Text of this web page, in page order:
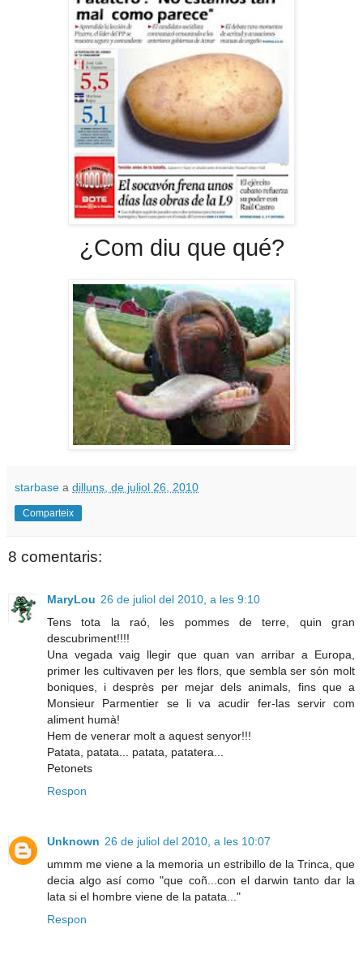
¿Com diu que qué?
starbase a dilluns, de juliol 26, 2010
Comparteix
8 comentaris:
MaryLou 26 de juliol del 2010, a les 9:10
Tens tota la raó, les pommes de terre, quin gran
descubriment!!!!
Una vegada vaig llegir que quan van arribar a Europa,
primer les cultivaven per les flors, que sembla ser són molt
boniques, i desprès per mejar dels animals, fins que a
Monsieur Parmentier se li va acudir fer-las servir com
aliment humà!
Hem de venerar molt a aquest senyor!!!
Patata, patata... patata, patatera...
Petonets
Respon
Unknown 26 de juliol del 2010, a les 10:07
ummm me viene a la memoria un estribillo de la Trinca, que
decia algo así como "que coñ...con el darwin tanto dar la
lata si el hombre viene de la patata..."
Respon